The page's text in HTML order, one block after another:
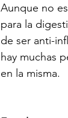
Aunque no
para la
de ser anti-
hay muchas
en la misma.